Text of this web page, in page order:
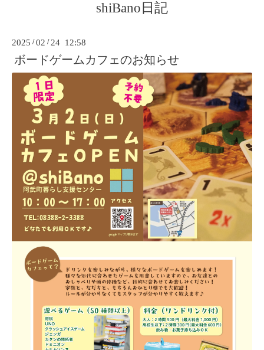
shiBano日記
2025 /02 / 24 12:58
ボードゲームカフェのお知らせ